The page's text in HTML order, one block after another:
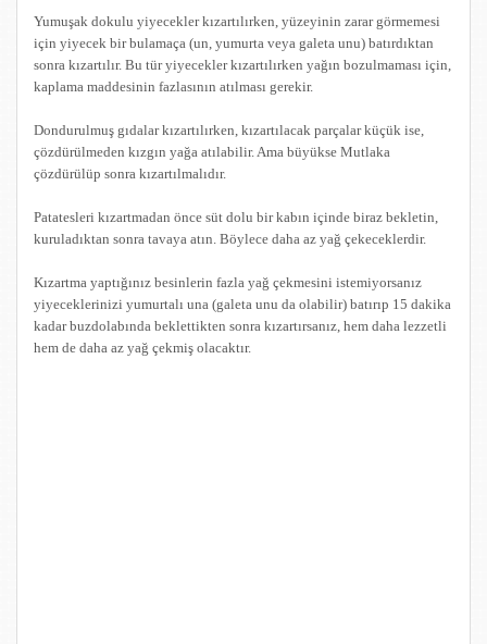
Yumuşak dokulu yiyecekler kızartılırken, yüzeyinin zarar görmemesi
için yiyecek bir bulamaça (un, yumurta veya galeta unu) batırdıktan
sonra kızartılır. Bu tür yiyecekler kızartılırken yağın bozulmaması için,
kaplama maddesinin fazlasının atılması gerekir.
Dondurulmuş gıdalar kızartılırken, kızartılacak parçalar küçük ise,
çözdürülmeden kızgın yağa atılabilir. Ama büyükse Mutlaka
çözdürülüp sonra kızartılmalıdır.
Patatesleri kızartmadan önce süt dolu bir kabın içinde biraz bekletin,
kuruladıktan sonra tavaya atın. Böylece daha az yağ çekeceklerdir.
Kızartma yaptığınız besinlerin fazla yağ çekmesini istemiyorsanız
yiyeceklerinizi yumurtalı una (galeta unu da olabilir) batırıp 15 dakika
kadar buzdolabında beklettikten sonra kızartırsanız, hem daha lezzetli
hem de daha az yağ çekmiş olacaktır.